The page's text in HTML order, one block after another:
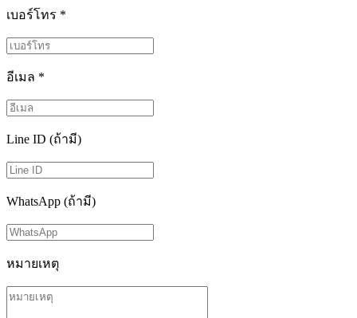
เบอร์โทร *
อีเมล *
Line ID (ถ้ามี)
WhatsApp (ถ้ามี)
หมายเหตุ